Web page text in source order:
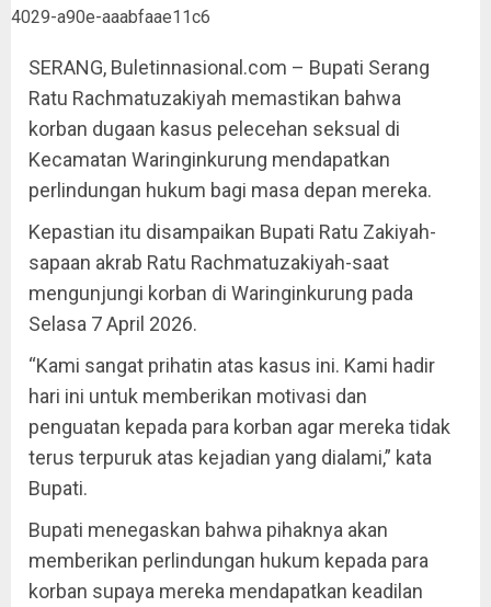
SERANG, Buletinnasional.com – Bupati Serang
Ratu Rachmatuzakiyah memastikan bahwa
korban dugaan kasus pelecehan seksual di
Kecamatan Waringinkurung mendapatkan
perlindungan hukum bagi masa depan mereka.
Kepastian itu disampaikan Bupati Ratu Zakiyah-
sapaan akrab Ratu Rachmatuzakiyah-saat
mengunjungi korban di Waringinkurung pada
Selasa 7 April 2026.
“Kami sangat prihatin atas kasus ini. Kami hadir
hari ini untuk memberikan motivasi dan
penguatan kepada para korban agar mereka tidak
terus terpuruk atas kejadian yang dialami,” kata
Bupati.
Bupati menegaskan bahwa pihaknya akan
memberikan perlindungan hukum kepada para
korban supaya mereka mendapatkan keadilan